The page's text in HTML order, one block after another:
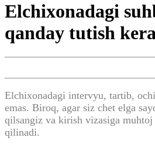
Elchixonadagi
qanday tutish
Elchixonadagi intervyu, tartib,
emas. Biroq, agar siz chet elga
qilsangiz va kirish vizasiga muhtoj
qilinadi.